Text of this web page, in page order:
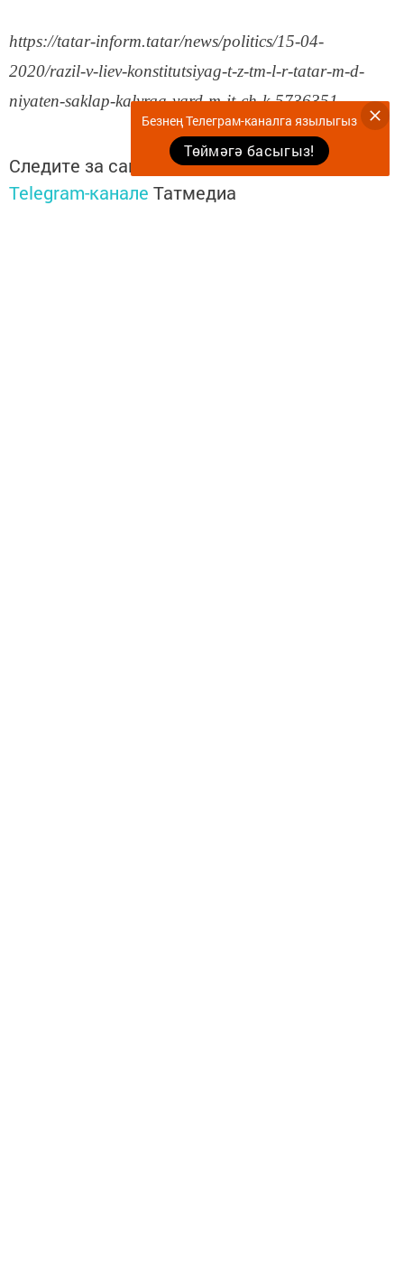
https://tatar-inform.tatar/news/politics/15-04-
2020/razil-v-liev-konstitutsiyag-t-z-tm-l-r-tatar-m-d-
niyaten-saklap-kalyrga-yard-m-it-ch-k-5736351
Следите за самым важным и интересным в
Telegram-канале Татмедиа
Безнең Телеграм-каналга язылыгыз
Төймәгә басыгыз!